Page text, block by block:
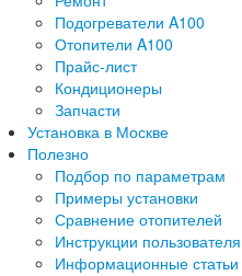
Подогреватели A100
Отопители A100
Прайс-лист
Кондиционеры
Запчасти
Установка в Москве
Полезно
Подбор по параметрам
Примеры установки
Сравнение отопителей
Инструкции пользователя
Информационные статьи